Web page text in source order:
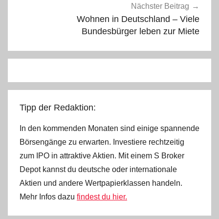
Nächster Beitrag
Wohnen in Deutschland – Viele
Bundesbürger leben zur Miete
Tipp der Redaktion:
In den kommenden Monaten sind einige spannende
Börsengänge zu erwarten. Investiere rechtzeitig
zum IPO in attraktive Aktien. Mit einem S Broker
Depot kannst du deutsche oder internationale
Aktien und andere Wertpapierklassen handeln.
Mehr Infos dazu findest du hier.